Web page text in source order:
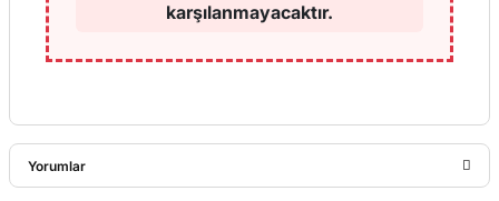
karşılanmayacaktır.
Yorumlar